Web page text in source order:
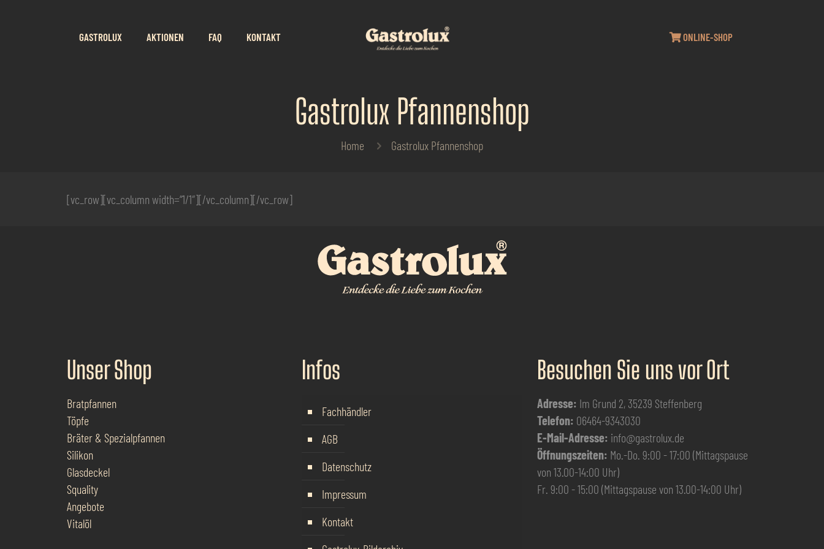
GASTROLUX AKTIONEN FAQ KONTAKT ONLINE-SHOP
Gastrolux Pfannenshop
Home Gastrolux Pfannenshop
[vc_row][vc_column width=“1/1″][/vc_column][/vc_row]
Unser Shop
Bratpfannen
Töpfe
Bräter & Spezialpfannen
Silikon
Glasdeckel
Squality
Angebote
Vitalöl
Infos
Fachhändler
AGB
Datenschutz
Impressum
Kontakt
Besuchen Sie uns vor Ort
Adresse: Im Grund 2, 35239 Steffenberg
Telefon: 06464-9343030
E-Mail-Adresse: info@gastrolux.de
Öffnungszeiten: Mo.-Do. 9:00 - 17:00 (Mittagspause
von 13.00-14:00 Uhr)
Fr. 9:00 - 15:00 (Mittagspause von 13.00-14:00 Uhr)